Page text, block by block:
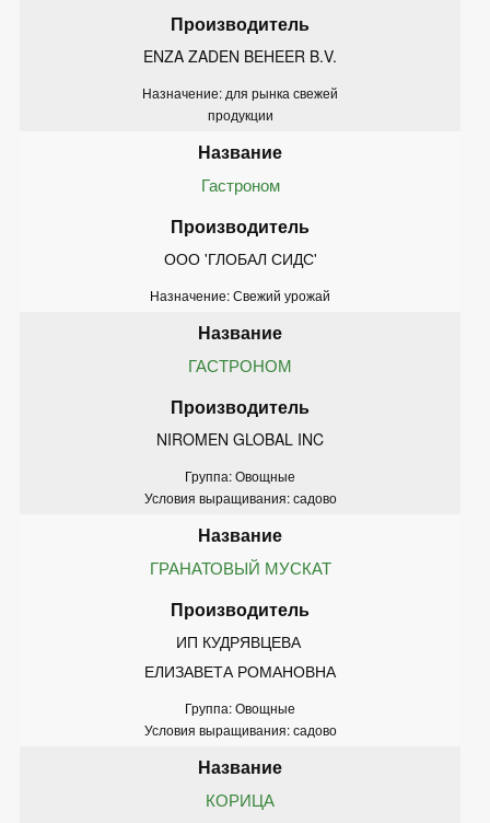
ENZA ZADEN BEHEER B.V.
Назначение: для рынка свежей
продукции
Гастроном
ООО 'ГЛОБАЛ СИДС'
Назначение: Свежий урожай
ГАСТРОНОМ
NIROMEN GLOBAL INC
Группа: Овощные
Условия выращивания: садово
ГРАНАТОВЫЙ МУСКАТ
ИП КУДРЯВЦЕВА
ЕЛИЗАВЕТА РОМАНОВНА
Группа: Овощные
Условия выращивания: садово
КОРИЦА